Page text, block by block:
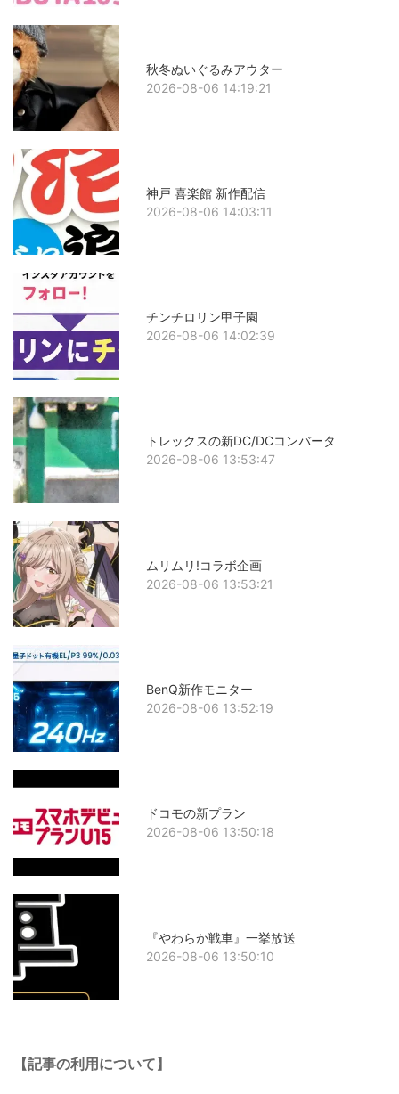
秋冬ぬいぐるみアウター
2026-08-06 14:19:21
神戸 喜楽館 新作配信
2026-08-06 14:03:11
チンチロリン甲子園
2026-08-06 14:02:39
トレックスの新DC/DCコンバータ
2026-08-06 13:53:47
ムリムリ!コラボ企画
2026-08-06 13:53:21
BenQ新作モニター
2026-08-06 13:52:19
ドコモの新プラン
2026-08-06 13:50:18
『やわらか戦車』一挙放送
2026-08-06 13:50:10
【記事の利用について】